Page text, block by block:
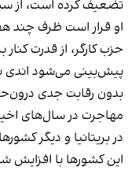
تضعیف کرده است، از
او قرار است ظرف چند
حزب کارگر، از قدرت کنار
پیش‌بینی می‌شود اندی
بدون رقابت جدی
مهاجرت در سال‌های
در بریتانیا و دیگر
این کشورها با افزایش